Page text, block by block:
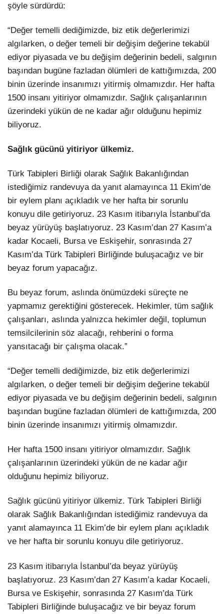
şöyle sürdürdü:
“Değer temelli dediğimizde, biz etik değerlerimizi
algılarken, o değer temeli bir değişim değerine tekabül
ediyor piyasada ve bu değişim değerinin bedeli, salgının
başından bugüne fazladan ölümleri de kattığımızda, 200
binin üzerinde insanımızı yitirmiş olmamızdır. Her hafta
1500 insanı yitiriyor olmamızdır. Sağlık çalışanlarının
üzerindeki yükün de ne kadar ağır olduğunu hepimiz
biliyoruz.
Sağlık gücünü yitiriyor ülkemiz.
Türk Tabipleri Birliği olarak Sağlık Bakanlığından
istediğimiz randevuya da yanıt alamayınca 11 Ekim’de
bir eylem planı açıkladık ve her hafta bir sorunlu
konuyu dile getiriyoruz. 23 Kasım itibarıyla İstanbul’da
beyaz yürüyüş başlatıyoruz. 23 Kasım’dan 27 Kasım’a
kadar Kocaeli, Bursa ve Eskişehir, sonrasında 27
Kasım’da Türk Tabipleri Birliğinde buluşacağız ve bir
beyaz forum yapacağız.
Bu beyaz forum, aslında önümüzdeki süreçte ne
yapmamız gerektiğini gösterecek. Hekimler, tüm sağlık
çalışanları, aslında yalnızca hekimler değil, toplumun
temsilcilerinin söz alacağı, rehberini o forma
yansıtacağı bir çalışma olacak.”
“Değer temelli dediğimizde, biz etik değerlerimizi
algılarken, o değer temeli bir değişim değerine tekabül
ediyor piyasada ve bu değişim değerinin bedeli, salgının
başından bugüne fazladan ölümleri de kattığımızda, 200
binin üzerinde insanımızı yitirmiş olmamızdır.
Her hafta 1500 insanı yitiriyor olmamızdır. Sağlık
çalışanlarının üzerindeki yükün de ne kadar ağır
olduğunu hepimiz biliyoruz.
Sağlık gücünü yitiriyor ülkemiz. Türk Tabipleri Birliği
olarak Sağlık Bakanlığından istediğimiz randevuya da
yanıt alamayınca 11 Ekim’de bir eylem planı açıkladık
ve her hafta bir sorunlu konuyu dile getiriyoruz.
23 Kasım itibarıyla İstanbul’da beyaz yürüyüş
başlatıyoruz. 23 Kasım’dan 27 Kasım’a kadar Kocaeli,
Bursa ve Eskişehir, sonrasında 27 Kasım’da Türk
Tabipleri Birliğinde buluşacağız ve bir beyaz forum